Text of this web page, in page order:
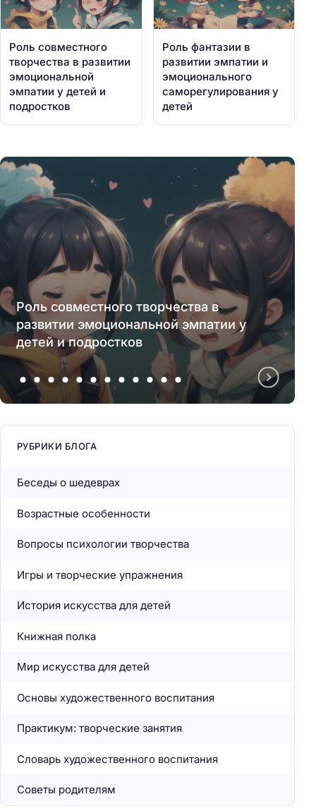
Роль совместного
творчества в развитии
эмоциональной
эмпатии у детей и
подростков
Роль фантазии в
развитии эмпатии и
эмоционального
саморегулирования у
детей
Роль совместного творчества в
развитии эмоциональной эмпатии у
детей и подростков
РУБРИКИ БЛОГА
Беседы о шедеврах
Возрастные особенности
Вопросы психологии творчества
Игры и творческие упражнения
История искусства для детей
Книжная полка
Мир искусства для детей
Основы художественного воспитания
Практикум: творческие занятия
Словарь художественного воспитания
Советы родителям